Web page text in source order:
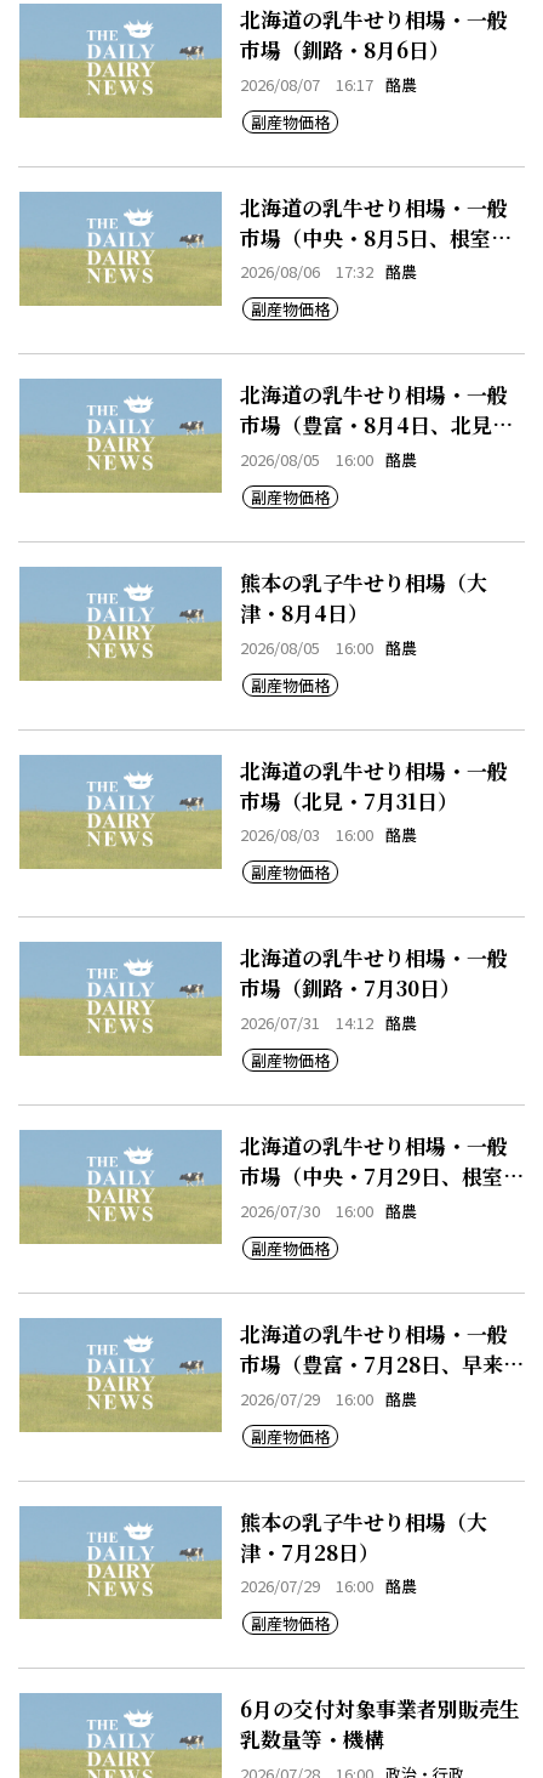
北海道の乳牛せり相場・一般
市場（釧路・8月6日）
2026/08/07 16:17 酪農
副産物価格
北海道の乳牛せり相場・一般
市場（中央・8月5日、根室・8
月5日）
2026/08/06 17:32 酪農
副産物価格
北海道の乳牛せり相場・一般
市場（豊富・8月4日、北見・8
月4日、早来・8月4日）
2026/08/05 16:00 酪農
副産物価格
熊本の乳子牛せり相場（大
津・8月4日）
2026/08/05 16:00 酪農
副産物価格
北海道の乳牛せり相場・一般
市場（北見・7月31日）
2026/08/03 16:00 酪農
副産物価格
北海道の乳牛せり相場・一般
市場（釧路・7月30日）
2026/07/31 14:12 酪農
副産物価格
北海道の乳牛せり相場・一般
市場（中央・7月29日、根室・
7月29日）
2026/07/30 16:00 酪農
副産物価格
北海道の乳牛せり相場・一般
市場（豊富・7月28日、早来・
7月28日）
2026/07/29 16:00 酪農
副産物価格
熊本の乳子牛せり相場（大
津・7月28日）
2026/07/29 16:00 酪農
副産物価格
6月の交付対象事業者別販売生
乳数量等・機構